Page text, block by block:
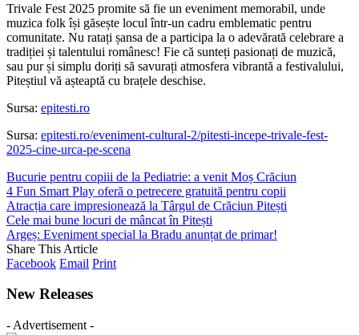
Trivale Fest 2025 promite să fie un eveniment memorabil, unde
muzica folk își găsește locul într-un cadru emblematic pentru
comunitate. Nu ratați șansa de a participa la o adevărată celebrare a
tradiției și talentului românesc! Fie că sunteți pasionați de muzică,
sau pur și simplu doriți să savurați atmosfera vibrantă a festivalului,
Piteștiul vă așteaptă cu brațele deschise.
Sursa: epitesti.ro
Sursa: epitesti.ro/eveniment-cultural-2/pitesti-incepe-trivale-fest-
2025-cine-urca-pe-scena
Bucurie pentru copiii de la Pediatrie: a venit Moș Crăciun
4 Fun Smart Play oferă o petrecere gratuită pentru copii
Atracția care impresionează la Târgul de Crăciun Pitești
Cele mai bune locuri de mâncat în Pitești
Argeș: Eveniment special la Bradu anunțat de primar!
Share This Article
Facebook Email Print
New Releases
- Advertisement -